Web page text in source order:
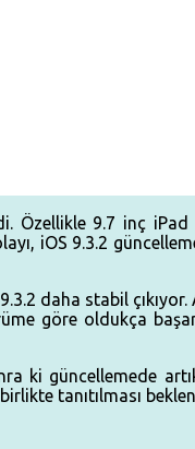
Özellikle 9.7 inç
iOS 9.3.2
daha stabil
göre oldukça
ki güncellemede
tanıtılması